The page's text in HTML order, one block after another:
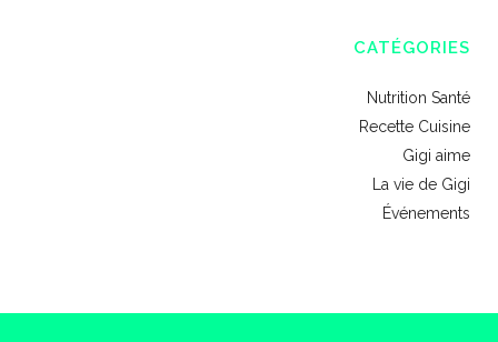
CATÉGORIES
Nutrition Santé
Recette Cuisine
Gigi aime
La vie de Gigi
Événements